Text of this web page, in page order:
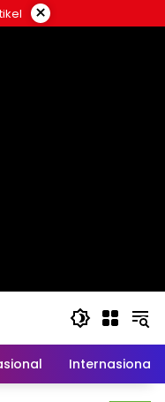
×
Internasional